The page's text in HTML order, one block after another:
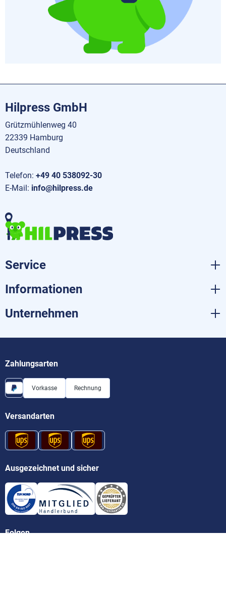
Hilpress GmbH
Grützmühlenweg 40
22339 Hamburg
Deutschland
Telefon: +49 40 538092-30
E-Mail: info@hilpress.de
Service
Informationen
Unternehmen
Zahlungsarten
Vorkasse Rechnung
Versandarten
Ausgezeichnet und sicher
Folgen